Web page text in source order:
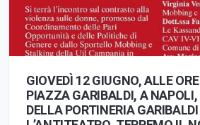
GIOVEDÌ 12 GIUGNO, ALLE
PIAZZA GARIBALDI, A NAPOLI,
DELLA PORTINERIA